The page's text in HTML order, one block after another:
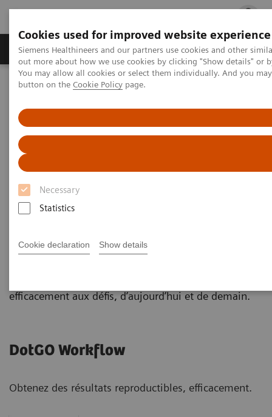
Cookies used for improved website experience
Siemens Healthineers and our partners use cookies and other
out more about how we use cookies by clicking "Show details" or
You may allow all cookies or select them individually. And you
button on the Cookie Policy page.
Necessary
Statistics
Cookie declaration Show details
Produits & services Spécialités cliniques
Accueil
Imagerie Médicale
Technologies, Applications & Design
Technologies, Applications &
Design
Qualité d'image, vitesse, efficacité, simplicité
d’utilisation et sécurité de l'investissement
efficacement aux défis, d’aujourd’hui et de demain.
DotGO Workflow
Obtenez des résultats reproductibles, efficacement.